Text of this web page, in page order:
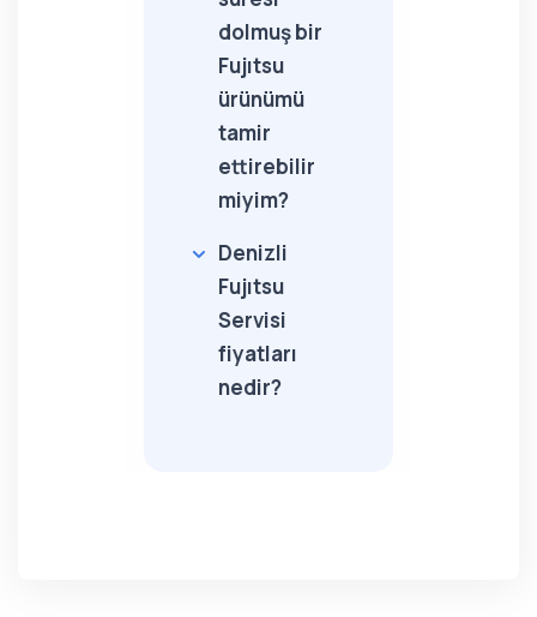
dolmuş bir
Fujıtsu
ürünümü
tamir
ettirebilir
miyim?
Denizli
Fujıtsu
Servisi
fiyatları
nedir?